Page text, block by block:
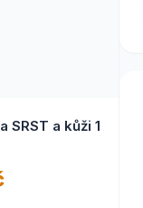
SRST a kůži 1